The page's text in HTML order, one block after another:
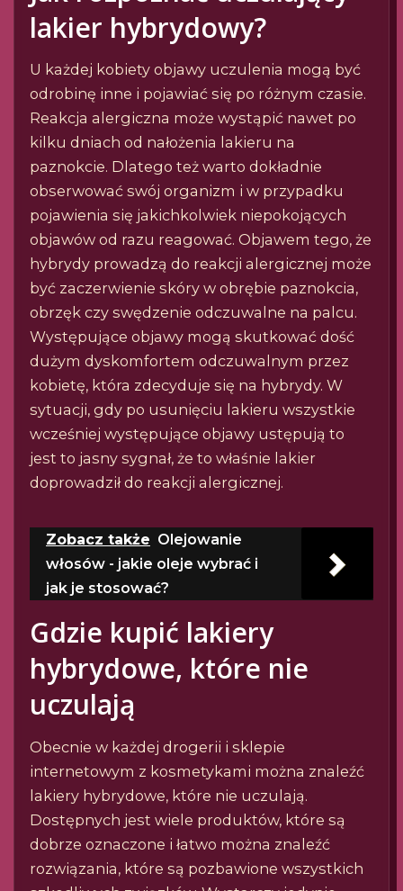
lakier hybrydowy?
U każdej kobiety objawy uczulenia mogą być
odrobinę inne i pojawiać się po różnym czasie.
Reakcja alergiczna może wystąpić nawet po
kilku dniach od nałożenia lakieru na
paznokcie. Dlatego też warto dokładnie
obserwować swój organizm i w przypadku
pojawienia się jakichkolwiek niepokojących
objawów od razu reagować. Objawem tego, że
hybrydy prowadzą do reakcji alergicznej może
być zaczerwienie skóry w obrębie paznokcia,
obrzęk czy swędzenie odczuwalne na palcu.
Występujące objawy mogą skutkować dość
dużym dyskomfortem odczuwalnym przez
kobietę, która zdecyduje się na hybrydy. W
sytuacji, gdy po usunięciu lakieru wszystkie
wcześniej występujące objawy ustępują to
jest to jasny sygnał, że to właśnie lakier
doprowadził do reakcji alergicznej.
Zobacz także Olejowanie
włosów - jakie oleje wybrać i
jak je stosować?
Gdzie kupić lakiery
hybrydowe, które nie
uczulają
Obecnie w każdej drogerii i sklepie
internetowym z kosmetykami można znaleźć
lakiery hybrydowe, które nie uczulają.
Dostępnych jest wiele produktów, które są
dobrze oznaczone i łatwo można znaleźć
rozwiązania, które są pozbawione wszystkich